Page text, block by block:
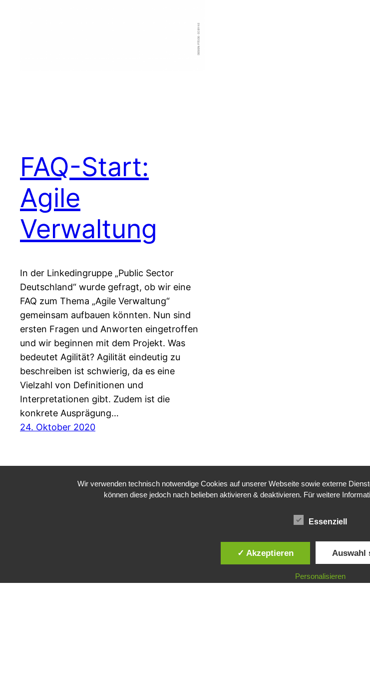
FAQ-Start:
Agile
Verwaltung
In der Linkedingruppe „Public Sector
Deutschland“ wurde gefragt, ob wir eine
FAQ zum Thema „Agile Verwaltung“
gemeinsam aufbauen könnten. Nun sind
ersten Fragen und Anworten eingetroffen
und wir beginnen mit dem Projekt. Was
bedeutet Agilität? Agilität eindeutig zu
beschreiben ist schwierig, da es eine
Vielzahl von Definitionen und
Interpretationen gibt. Zudem ist die
konkrete Ausprägung…
24. Oktober 2020
Wir verwenden technisch notwendige Cookies auf unserer Webseite sowie externe
können diese jedoch nach belieben aktivieren & deaktivieren. Für weitere
Essenziell
✓ Akzeptieren Auswahl
Personalisieren